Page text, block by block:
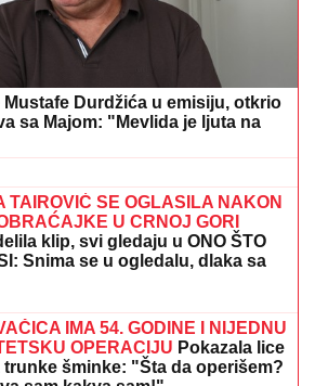
VSUizgubio skor 10.000
34 broda sa vojnim teretom kod
UPALI U KUĆU U
PA OSTALI U ŠOKU
gomilu predmeta, a kada su
OVO odmah je usledilo
DOKTORKE SAM IZGUBILA
Poznata Srpkinja se uništila
zahvatima, pa vratila
izgled: Sada isplivala stara